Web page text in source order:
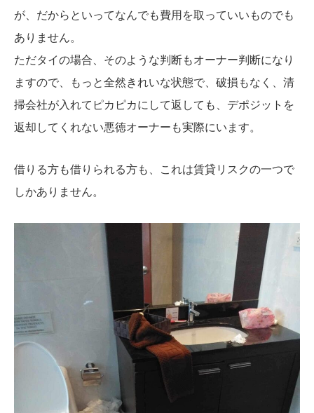
が、だからといってなんでも費用を取っていいものでも
ありません。
ただタイの場合、そのような判断もオーナー判断になり
ますので、もっと全然きれいな状態で、破損もなく、清
掃会社が入れてピカピカにして返しても、デポジットを
返却してくれない悪徳オーナーも実際にいます。
借りる方も借りられる方も、これは賃貸リスクの一つで
しかありません。